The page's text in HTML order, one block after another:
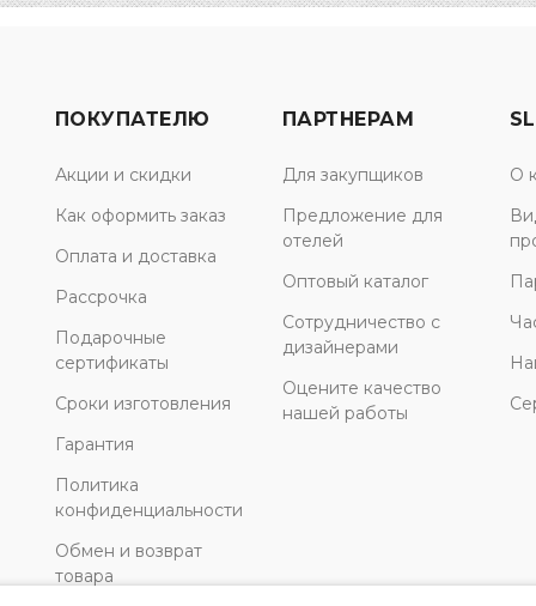
ПОКУПАТЕЛЮ
Акции и скидки
Как оформить заказ
Оплата и доставка
Рассрочка
Подарочные
сертификаты
Сроки изготовления
Гарантия
Политика
конфиденциальности
Обмен и возврат
товара
ПАРТНЕРАМ
Для закупщиков
Предложение для
отелей
Оптовый каталог
Сотрудничество с
дизайнерами
Оцените качество
нашей работы
О